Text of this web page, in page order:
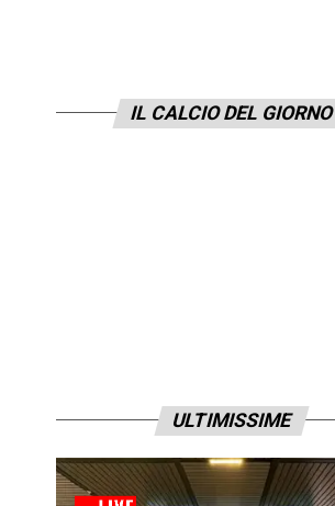
IL CALCIO DEL GIORNO
ULTIMISSIME